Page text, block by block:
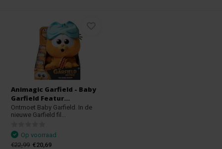
Animagic Garfield - Baby
Garfield Featur...
Ontmoet Baby Garfield. In de
nieuwe Garfield fil...
Op voorraad
€22,99 €20,69